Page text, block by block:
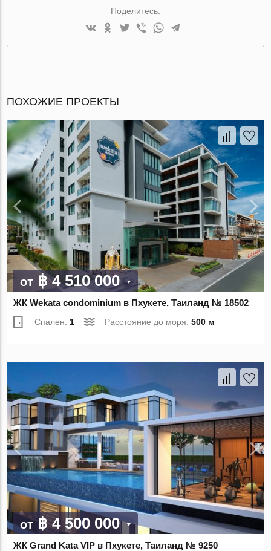
Поделитесь:
ПОХОЖИЕ ПРОЕКТЫ
от ฿ 4 510 000
ЖК Wekata condominium в Пхукете, Таиланд № 18502
Спален:1 Расстояние до моря:500 м
от฿ 4 500 000
ЖК Grand Kata VIP в Пхукете, Таиланд № 9250